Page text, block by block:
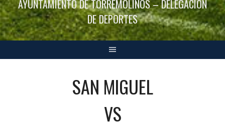
AYUNTAMIENTO DE TORREMOLINOS – DELEGACIÓN
DE DEPORTES
SAN MIGUEL
VS